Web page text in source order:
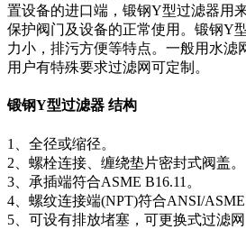
置设备的进口端，锻钢Y型过滤器用
保护阀门及设备的正常使用。锻钢Y
力小，排污方便等特点。一般用水滤
用户有特殊要求过滤网可定制。
锻钢Y型过滤器 结构
1、全径或缩径。
2、螺栓连接、缠绕垫片密封式阀盖。
3、承插端符合ASME B16.11。
4、螺纹连接端(NPT)符合ANSI/ASME
5、可设有排放堵塞，可更换式过滤网